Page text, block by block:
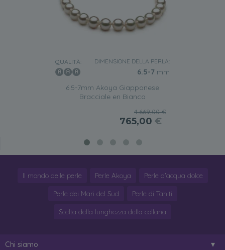
QUALITÀ: DIMENSIONE DELLA PERLA:
6.5-7 mm
6.5-7mm Akoya Giapponese
Bracciale en Bianco
4.669,00 €
765,00 €
Il mondo delle perle Perle Akoya Perle d'acqua dolce
Perle dei Mari del Sud Perle di Tahiti
Scelta della lunghezza della collana
Chi siamo